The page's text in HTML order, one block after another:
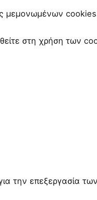
μεμονωμένων
στη χρήση των
την επεξεργασία